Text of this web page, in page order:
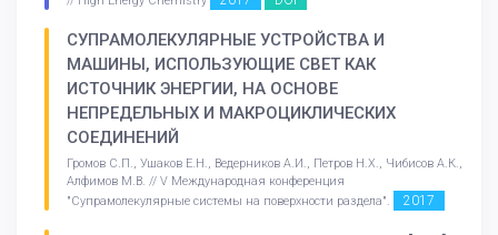
СУПРАМОЛЕКУЛЯРНЫЕ УСТРОЙСТВА И
МАШИНЫ, ИСПОЛЬЗУЮЩИЕ СВЕТ КАК
ИСТОЧНИК ЭНЕРГИИ, НА ОСНОВЕ
НЕПРЕДЕЛЬНЫХ И МАКРОЦИКЛИЧЕСКИХ
СОЕДИНЕНИЙ
Громов С.П., Ушаков Е.Н., Ведерников А.И., Петров Н.Х., Чибисов А.К.,
Алфимов М.В. // V Международная конференция
"Супрамолекулярные системы на поверхности раздела".
2017